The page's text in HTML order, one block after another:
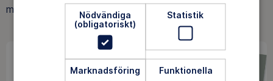
med att skydda allemansrätten.
Nödvändiga
(obligatoriskt)
Statistik
Marknadsföring Funktionella